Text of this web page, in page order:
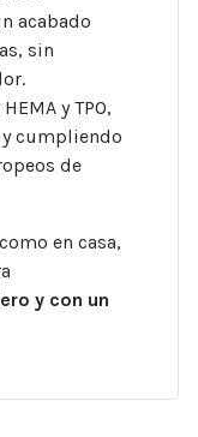
acabado
sin
y TPO,
cumpliendo
de
en casa,
y con un